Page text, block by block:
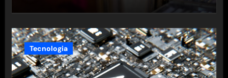
Tecnologia